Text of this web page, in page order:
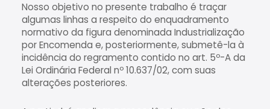
Nosso objetivo no presente trabalho é traçar
algumas linhas a respeito do enquadramento
normativo da figura denominada Industrialização
por Encomenda e, posteriormente, submetê-la à
incidência do regramento contido no art. 5º-A da
Lei Ordinária Federal nº 10.637/02, com suas
alterações posteriores.